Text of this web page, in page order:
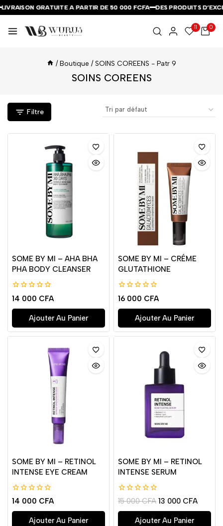
GRATUITE A PARTIR DE 50 000 FCFA DES PRODUITS
GRATUITE A PARTIR DE 50 000 FCFA DES PRODUITS
GRATUITE A PARTIR DE 50 000 FCFA DES PRODUITS
11 0
/ Boutique / SOINS COREENS - Patr 9
SOINS COREENS
Filtre
SOME BY MI – AHA BHA
PHA BODY CLEANSER
0
de
5
14 000 CFA
Ajouter Au Panier
SOME BY MI – CRÉME
GLUTATHIONE
0
de
5
16 000 CFA
Ajouter Au Panier
SOME BY MI – RETINOL
INTENSE EYE CREAM
0
de
5
14 000 CFA
Ajouter Au Panier
SOME BY MI – RETINOL
INTENSE SERUM
0
de
5
15 000CFA 13 000 CFA
Ajouter Au Panier